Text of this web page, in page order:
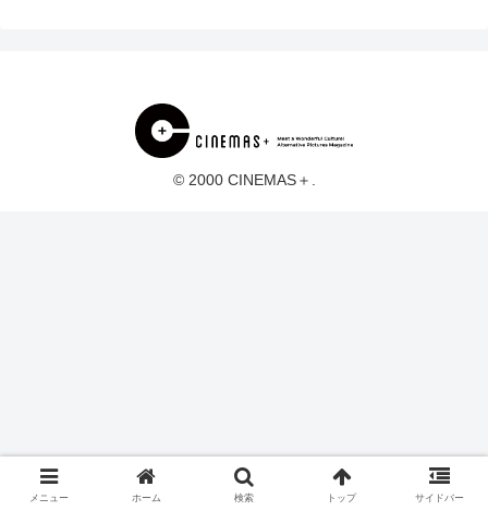
© 2000 CINEMAS＋.
メニュー ホーム 検索 トップ サイドバー